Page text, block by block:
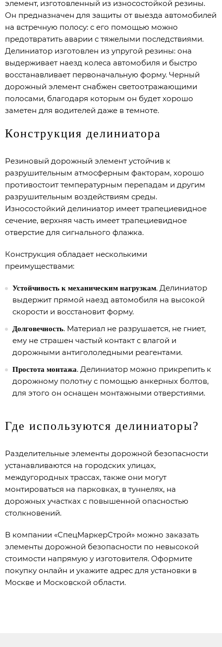
элемент, изготовленный из износостойкой резины.
Он предназначен для защиты от выезда автомобилей
на встречную полосу: с его помощью можно
предотвратить аварии с тяжелыми последствиями.
Делиниатор изготовлен из упругой резины: она
выдерживает наезд колеса автомобиля и быстро
восстанавливает первоначальную форму. Черный
дорожный элемент снабжен светоотражающими
полосами, благодаря которым он будет хорошо
заметен для водителей даже в темноте.
Конструкция делиниатора
Резиновый дорожный элемент устойчив к
разрушительным атмосферным факторам, хорошо
противостоит температурным перепадам и другим
разрушительным воздействиям среды.
Износостойкий делиниатор имеет трапециевидное
сечение, верхняя часть имеет трапециевидное
отверстие для сигнального флажка.
Конструкция обладает несколькими
преимуществами:
Устойчивость к механическим нагрузкам. Делиниатор
выдержит прямой наезд автомобиля на высокой
скорости и восстановит форму.
Долговечность. Материал не разрушается, не гниет,
ему не страшен частый контакт с влагой и
дорожными антигололедными реагентами.
Простота монтажа. Делиниатор можно прикрепить к
дорожному полотну с помощью анкерных болтов,
для этого он оснащен монтажными отверстиями.
Где используются делиниаторы?
Разделительные элементы дорожной безопасности
устанавливаются на городских улицах,
междугородных трассах, также они могут
монтироваться на парковках, в туннелях, на
дорожных участках с повышенной опасностью
столкновений.
В компании «СпецМаркерСтрой» можно заказать
элементы дорожной безопасности по невысокой
стоимости напрямую у изготовителя. Оформите
покупку онлайн и укажите адрес для установки в
Москве и Московской области.